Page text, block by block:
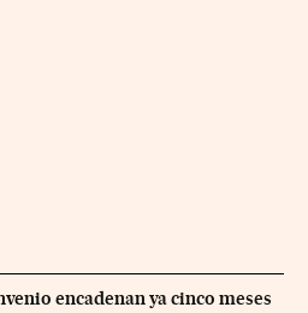
encadenan ya cinco meses